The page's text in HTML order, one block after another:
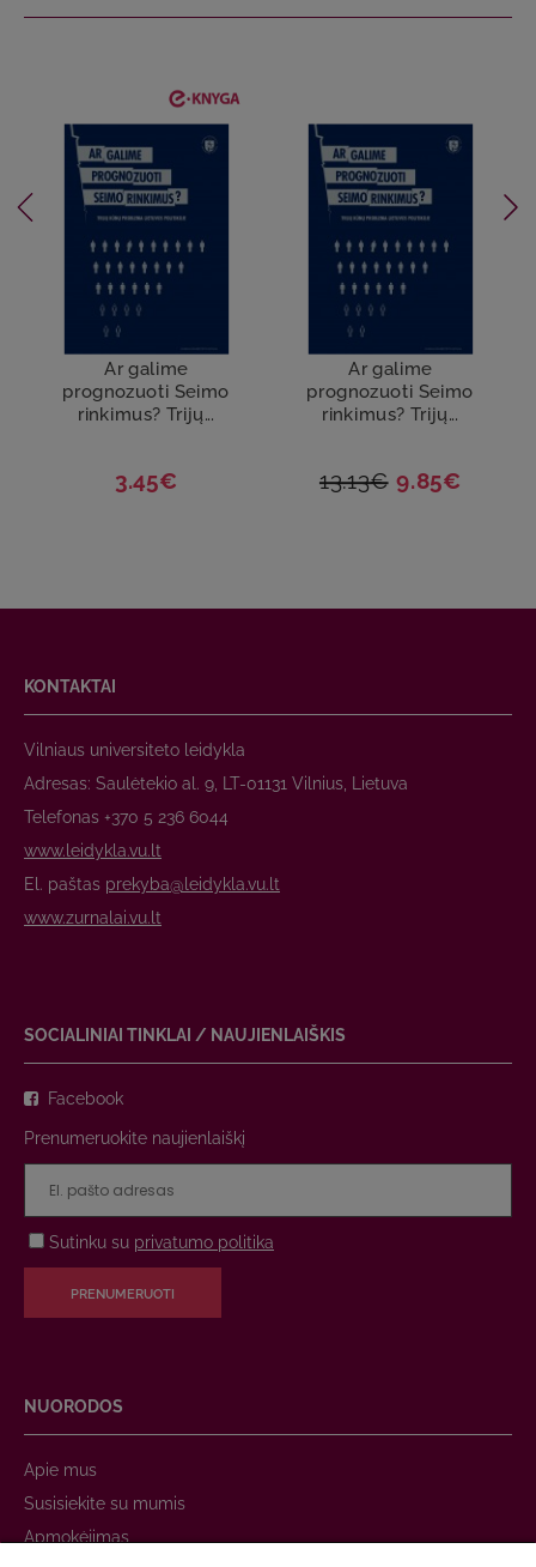
Ar galime
prognozuoti Seimo
rinkimus? Trijų...
3.45€
Ar galime
prognozuoti Seimo
rinkimus? Trijų...
13.13€ 9.85€
KONTAKTAI
Vilniaus universiteto leidykla
Adresas: Saulėtekio al. 9, LT-01131 Vilnius, Lietuva
Telefonas +370 5 236 6044
www.leidykla.vu.lt
El. paštas prekyba@leidykla.vu.lt
www.zurnalai.vu.lt
SOCIALINIAI TINKLAI / NAUJIENLAIŠKIS
Facebook
Prenumeruokite naujienlaiškį
Sutinku su privatumo politika
PRENUMERUOTI
NUORODOS
Apie mus
Susisiekite su mumis
Apmokėjimas